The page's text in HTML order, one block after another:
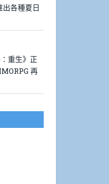
出各種夏日
重生》正
再